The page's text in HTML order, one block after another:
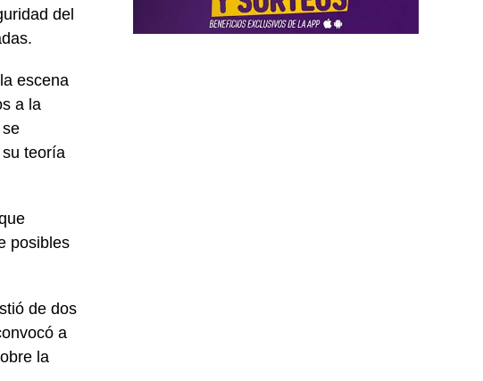
del
escena
a la
teoría
posibles
de dos
a
la